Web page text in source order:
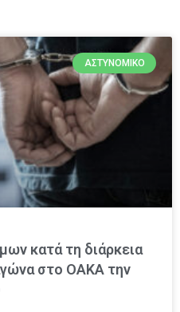
ΑΣΤΥΝΟΜΙΚΌ
κατά τη διάρκεια
στο ΟΑΚΑ την